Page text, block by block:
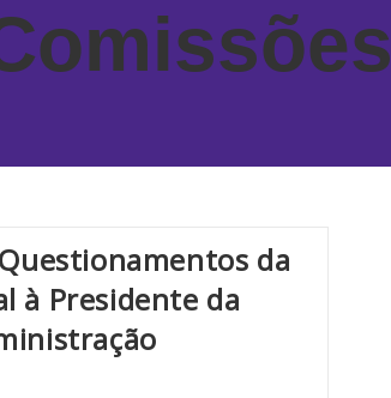
da
à Presidente da